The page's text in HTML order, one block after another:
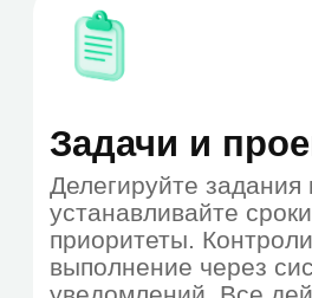
Локальная
установка
Подключиться в облаке